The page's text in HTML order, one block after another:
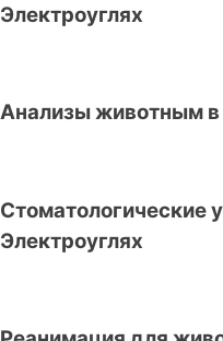
Электроуглях
Анализы животным в
Стоматологические
Электроуглях